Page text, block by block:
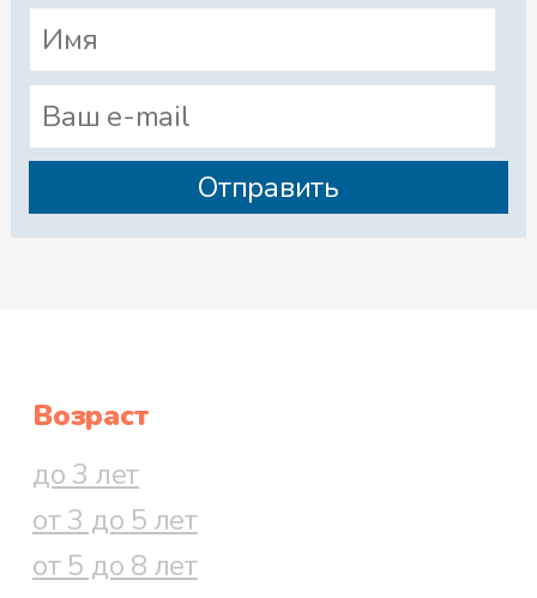
Возраст
до 3 лет
от 3 до 5 лет
от 5 до 8 лет